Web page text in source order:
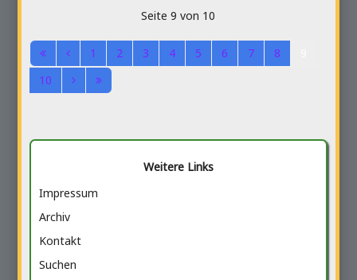
Seite 9 von 10
1 2 3 4 5 6 7 8
10
Weitere Links
Impressum
Archiv
Kontakt
Suchen